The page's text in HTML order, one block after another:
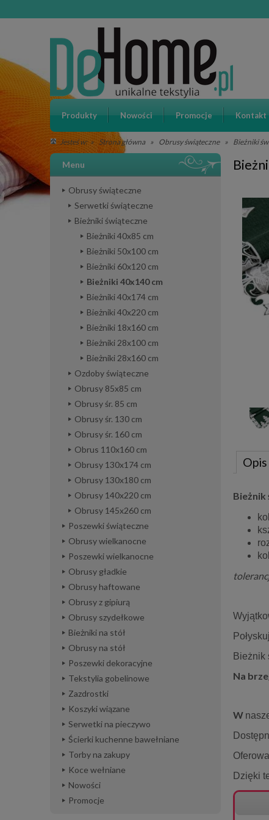
Produkty Nowości Promocje Kontakt
Jesteś w: » Strona główna » Obrusy świąteczne » Bieżniki
Menu
Obrusy świąteczne
Serwetki świąteczne
Bieżniki świąteczne
Bieżniki 40x85 cm
Bieżniki 50x100 cm
Bieżniki 60x120 cm
Bieżniki 40x140 cm
Bieżniki 40x174 cm
Bieżniki 40x220 cm
Bieżniki 18x160 cm
Bieżniki 28x100 cm
Bieżniki 28x160 cm
Ozdoby świąteczne
Obrusy 85x85 cm
Obrusy śr. 85 cm
Obrusy śr. 130 cm
Obrusy śr. 160 cm
Obrus 110x160 cm
Obrusy 130x174 cm
Obrusy 130x180 cm
Obrusy 140x220 cm
Obrusy 145x260 cm
Poszewki świąteczne
Obrusy wielkanocne
Poszewki wielkanocne
Obrusy gładkie
Obrusy haftowane
Obrusy z gipiurą
Obrusy szydełkowe
Bieżniki na stół
Obrusy na stół
Poszewki dekoracyjne
Tekstylia gobelinowe
Zazdrostki
Koszyki wiązane
Serwetki na pieczywo
Ścierki kuchenne bawełniane
Torby na zakupy
Koce wełniane
Nowości
Promocje
Opis
Bieżnik
Bieżnik
Na
W
Dzięki